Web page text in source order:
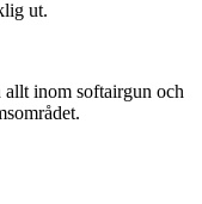
ut.
inom softairgun och